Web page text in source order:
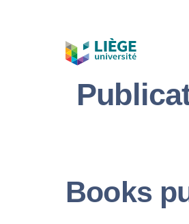
Books